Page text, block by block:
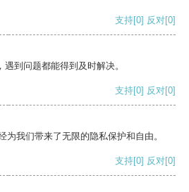
支持[0] 反对[0]
到问题都能得到及时解决。
支持[0] 反对[0]
为我们带来了无限的隐私保护和自由。
支持[0] 反对[0]